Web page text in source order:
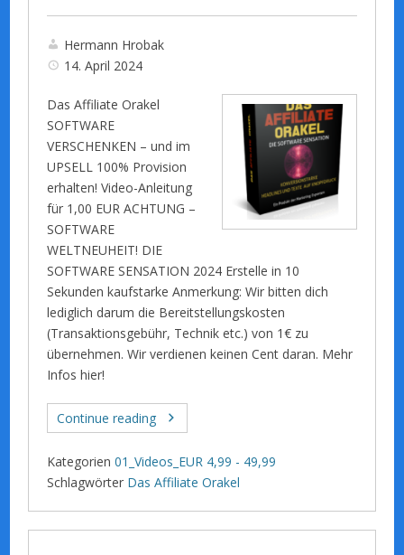
Hermann Hrobak
14. April 2024
Das Affiliate Orakel
SOFTWARE
VERSCHENKEN – und im
UPSELL 100% Provision
erhalten! Video-Anleitung
für 1,00 EUR ACHTUNG –
SOFTWARE
WELTNEUHEIT! DIE
SOFTWARE SENSATION 2024 Erstelle in 10
Sekunden kaufstarke Anmerkung: Wir bitten dich
lediglich darum die Bereitstellungskosten
(Transaktionsgebühr, Technik etc.) von 1€ zu
übernehmen. Wir verdienen keinen Cent daran. Mehr
Infos hier!
Continue reading
Kategorien 01_Videos_EUR 4,99 - 49,99
Schlagwörter Das Affiliate Orakel